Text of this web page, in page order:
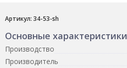
Артикул: 34-53-sh
Основные характеристики
Производство
Производитель